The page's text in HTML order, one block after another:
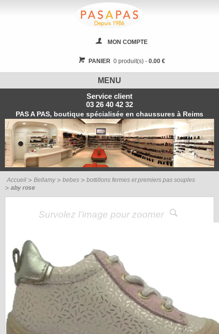
MON COMPTE
PANIER0 produit(s) - 0.00 €
MENU
Service client
03 26 40 42 32
PAS A PAS, boutique spécialisée en chaussures à Reims
Accueil Bellamy bebes
bottillons fermes et premiers pas souples
aby rose
Survolez l’image pour zoomer